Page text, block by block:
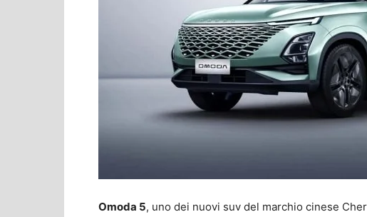
Omoda 5, uno dei nuovi suv del marchio cinese